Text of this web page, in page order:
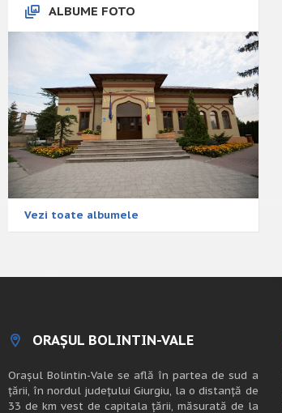
ALBUME FOTO
Vezi toate albumele
ORAȘUL BOLINTIN-VALE
Oraşul Bolintin-Vale se află în partea de sud a
ţării, în nordul judeţului Giurgiu, la o distanţă de
33 de km vest de capitala țării, măsurată de la